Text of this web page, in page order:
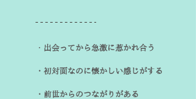
・ 出会ってから急激に惹かれ合う
・初対面なのに懐かしい感じがする
・前世からのつながりがある